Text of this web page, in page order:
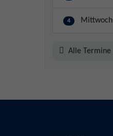
4 Mittwoch
Alle Termine